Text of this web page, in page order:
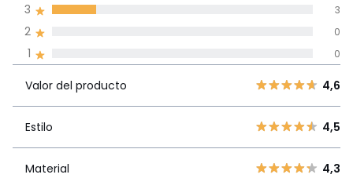
4
Valor del
4,5
4,3
1 0
2 0
3 3
Valor del producto 4,6
Estilo 4,5
Material 4,3